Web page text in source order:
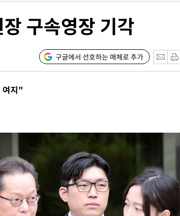
대
구속영장 기각
구글에서 선호하는 매체로 추가
여지"